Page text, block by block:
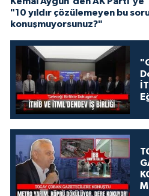
"10 yıldır çözülemeyen bu
konuşmuyorsunuz?"